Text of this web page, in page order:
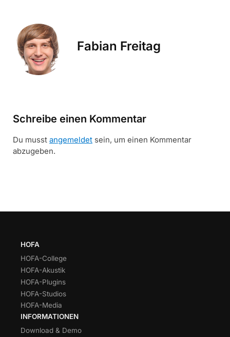
Fabian Freitag
Schreibe einen Kommentar
Du musst angemeldet sein, um einen Kommentar
abzugeben.
HOFA
HOFA-College
HOFA-Akustik
HOFA-Plugins
HOFA-Studios
HOFA-Media
INFORMATIONEN
Download & Demo